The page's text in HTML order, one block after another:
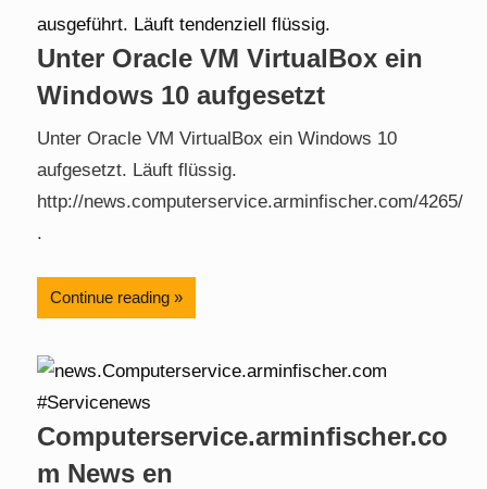
Unter Oracle VM VirtualBox ein
Windows 10 aufgesetzt
Unter Oracle VM VirtualBox ein Windows 10
aufgesetzt. Läuft flüssig.
http://news.computerservice.arminfischer.com/4265/
.
Continue reading
Computerservice.arminfischer.co
m News en